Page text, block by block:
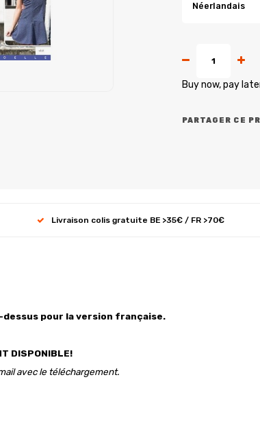
Néerlandais
Buy now, pay
PARTAGER CE
Livraison colis gratuite BE >35€ / FR >70€
dessus pour la version française.
DISPONIBLE!
avec le téléchargement.